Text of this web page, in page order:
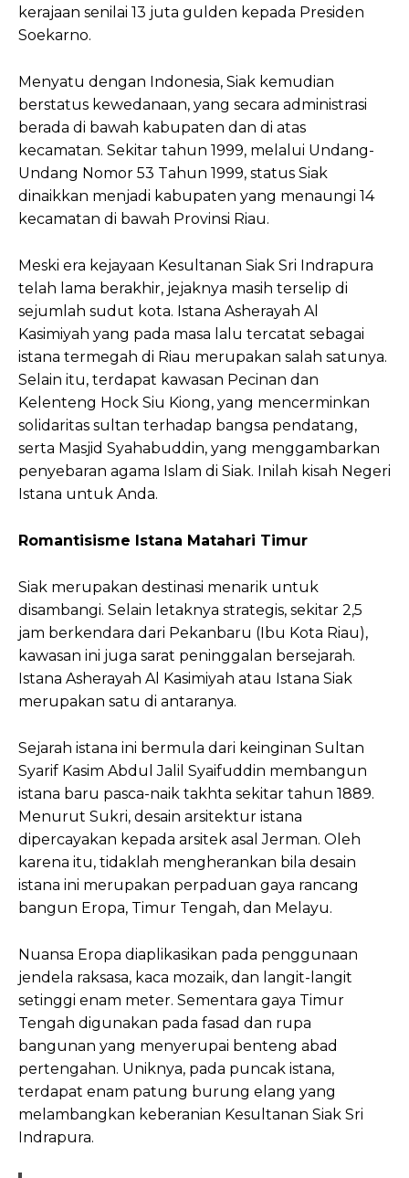
kerajaan senilai 13 juta gulden kepada Presiden
Soekarno.
Menyatu dengan Indonesia, Siak kemudian
berstatus kewedanaan, yang secara administrasi
berada di bawah kabupaten dan di atas
kecamatan. Sekitar tahun 1999, melalui Undang-
Undang Nomor 53 Tahun 1999, status Siak
dinaikkan menjadi kabupaten yang menaungi 14
kecamatan di bawah Provinsi Riau.
Meski era kejayaan Kesultanan Siak Sri Indrapura
telah lama berakhir, jejaknya masih terselip di
sejumlah sudut kota. Istana Asherayah Al
Kasimiyah yang pada masa lalu tercatat sebagai
istana termegah di Riau merupakan salah satunya.
Selain itu, terdapat kawasan Pecinan dan
Kelenteng Hock Siu Kiong, yang mencerminkan
solidaritas sultan terhadap bangsa pendatang,
serta Masjid Syahabuddin, yang menggambarkan
penyebaran agama Islam di Siak. Inilah kisah Negeri
Istana untuk Anda.
Romantisisme Istana Matahari Timur
Siak merupakan destinasi menarik untuk
disambangi. Selain letaknya strategis, sekitar 2,5
jam berkendara dari Pekanbaru (Ibu Kota Riau),
kawasan ini juga sarat peninggalan bersejarah.
Istana Asherayah Al Kasimiyah atau Istana Siak
merupakan satu di antaranya.
Sejarah istana ini bermula dari keinginan Sultan
Syarif Kasim Abdul Jalil Syaifuddin membangun
istana baru pasca-naik takhta sekitar tahun 1889.
Menurut Sukri, desain arsitektur istana
dipercayakan kepada arsitek asal Jerman. Oleh
karena itu, tidaklah mengherankan bila desain
istana ini merupakan perpaduan gaya rancang
bangun Eropa, Timur Tengah, dan Melayu.
Nuansa Eropa diaplikasikan pada penggunaan
jendela raksasa, kaca mozaik, dan langit-langit
setinggi enam meter. Sementara gaya Timur
Tengah digunakan pada fasad dan rupa
bangunan yang menyerupai benteng abad
pertengahan. Uniknya, pada puncak istana,
terdapat enam patung burung elang yang
melambangkan keberanian Kesultanan Siak Sri
Indrapura.